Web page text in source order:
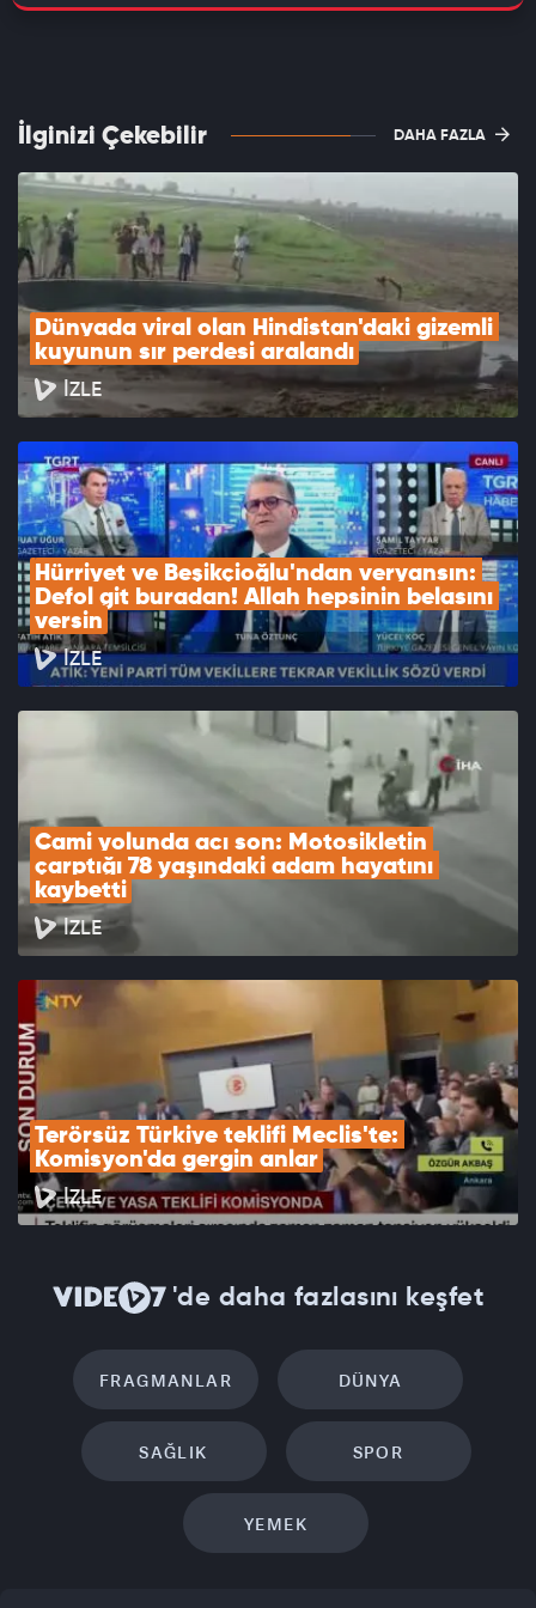
Yardımcısı Fatma Varank, İzmir Körfezi Acil ve Kısa Vadeli
Varank, hazırlık çalışmaları devam eden "orta ve uzun vadeli
eylem planı"nın kasım ayı sonunda Bilim Kuruluyla birlikte
açıklanacağını söyledi.
İlginizi Çekebilir DAHA FAZLA
Dünyada viral olan Hindistan'daki gizemli
kuyunun sır perdesi aralandı
İZLE
Hürriyet ve Beşikçioğlu'ndan veryansın:
Defol git buradan! Allah hepsinin belasını
versin
İZLE
Cami yolunda acı son: Motosikletin
çarptığı 78 yaşındaki adam hayatını
kaybetti
İZLE
Terörsüz Türkiye teklifi Meclis'te:
Komisyon'da gergin anlar
İZLE
'de daha fazlasını keşfet
FRAGMANLAR DÜNYA
SAĞLIK SPOR
YEMEK